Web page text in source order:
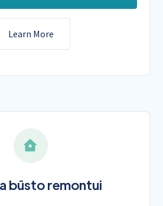
Learn More
būsto remontui